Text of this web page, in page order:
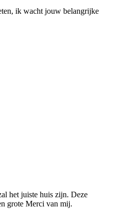
ik wacht jouw belangrijke
het juiste huis zijn. Deze
grote Merci van mij.